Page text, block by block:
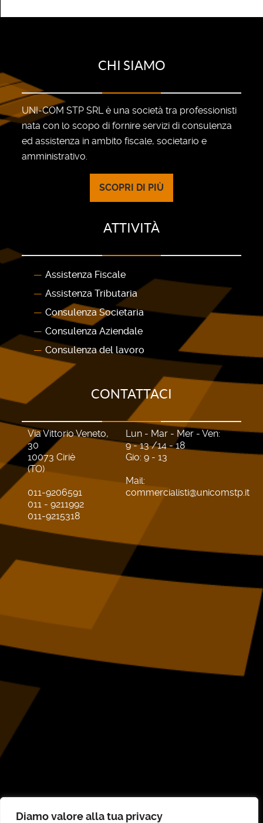
Diamo valore alla tua privacy
CHI SIAMO
UNI-COM STP SRL è una società tra professionisti
nata con lo scopo di fornire servizi di consulenza
ed assistenza in ambito fiscale, societario e
amministrativo.
SCOPRI DI PIÙ
ATTIVITÀ
Assistenza Fiscale
Assistenza Tributaria
Consulenza Societaria
Consulenza Aziendale
Consulenza del lavoro
CONTATTACI
Via Vittorio Veneto,
30
10073 Ciriè
(TO)
011-9206591
011 - 9211992
011-9215318
Lun - Mar - Mer - Ven:
9 - 13 /14 - 18
Gio: 9 - 13
Mail:
commercialisti@unicomstp.it